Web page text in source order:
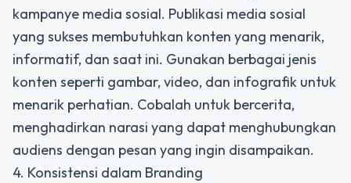
kampanye media sosial. Publikasi media sosial
yang sukses membutuhkan konten yang menarik,
informatif, dan saat ini. Gunakan berbagai jenis
konten seperti gambar, video, dan infografik untuk
menarik perhatian. Cobalah untuk bercerita,
menghadirkan narasi yang dapat menghubungkan
audiens dengan pesan yang ingin disampaikan.
4. Konsistensi dalam Branding